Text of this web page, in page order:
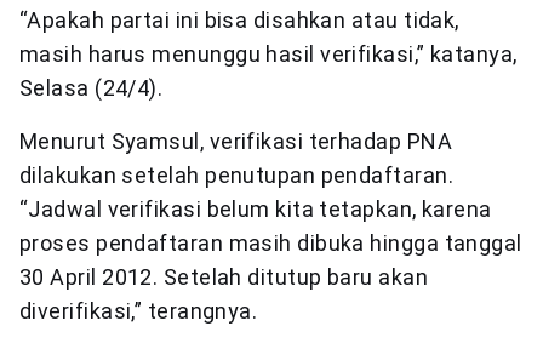
“Apakah partai ini bisa disahkan atau tidak,
masih harus menunggu hasil verifikasi,” katanya,
Selasa (24/4).
Menurut Syamsul, verifikasi terhadap PNA
dilakukan setelah penutupan pendaftaran.
“Jadwal verifikasi belum kita tetapkan, karena
proses pendaftaran masih dibuka hingga tanggal
30 April 2012. Setelah ditutup baru akan
diverifikasi,” terangnya.